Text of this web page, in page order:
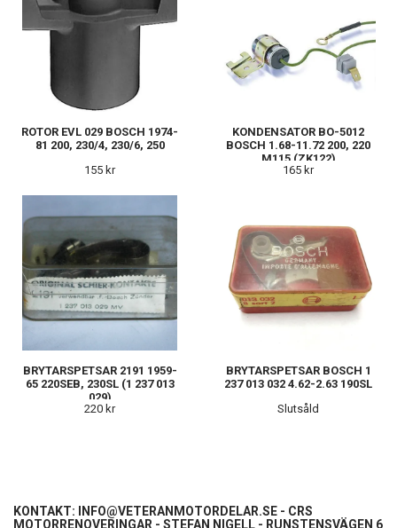
ROTOR EVL 029 BOSCH 1974-
81 200, 230/4, 230/6, 250
155 kr
KONDENSATOR BO-5012
BOSCH 1.68-11.72 200, 220
M115 (ZK122)
165 kr
BRYTARSPETSAR 2191 1959-
65 220SEB, 230SL (1 237 013
029)
220 kr
BRYTARSPETSAR BOSCH 1
237 013 032 4.62-2.63 190SL
Slutsåld
KONTAKT: INFO@VETERANMOTORDELAR.SE - CRS
MOTORRENOVERINGAR - STEFAN NIGELL - RUNSTENSVÄGEN 6